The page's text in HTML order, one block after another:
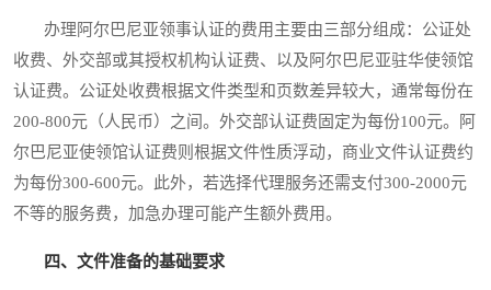
办理阿尔巴尼亚领事认证的费用主要由三部分组成：公证处
收费、外交部或其授权机构认证费、以及阿尔巴尼亚驻华使领馆
认证费。公证处收费根据文件类型和页数差异较大，通常每份在
200-800元（人民币）之间。外交部认证费固定为每份100元。阿
尔巴尼亚使领馆认证费则根据文件性质浮动，商业文件认证费约
为每份300-600元。此外，若选择代理服务还需支付300-2000元
不等的服务费，加急办理可能产生额外费用。
四、文件准备的基础要求